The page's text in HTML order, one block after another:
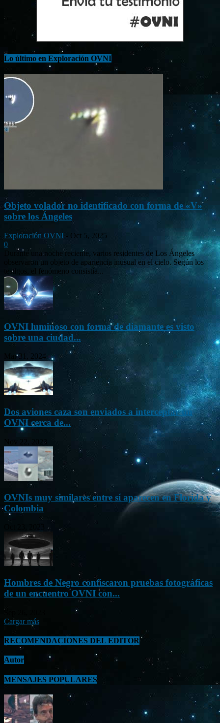
Lo último en Exploración OVNI
Objeto volador no identificado con forma de «V»
sobre los Ángeles
Exploración OVNI - Oct 5, 2025
0
Durante una noche reciente, varios residentes de Los Ángeles
observaron un objeto de apariencia inusual en el cielo. Según los
testigos, el fenómeno consistía...
OVNI luminoso con forma de diamante es visto
sobre una ciudad...
Mar 31, 2024
Dos aviones caza son enviados a interceptar un
OVNI cerca de...
Nov 22, 2023
OVNIs muy similares entre sí aparecen en Florida y
Colombia
Hombres de Negro confiscaron pruebas fotográficas
de un encuentro OVNI con...
Sep 26, 2023
Cargar más
RECOMENDACIONES DEL EDITOR
Autor
MENSAJES POPULARES